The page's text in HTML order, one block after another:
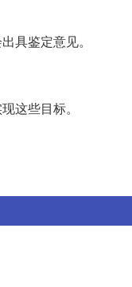
具鉴定意见。
这些目标。